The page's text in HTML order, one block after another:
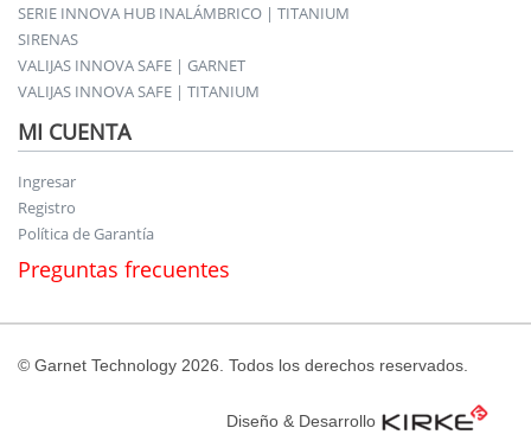
SERIE INNOVA HUB INALÁMBRICO | TITANIUM
SIRENAS
VALIJAS INNOVA SAFE | GARNET
VALIJAS INNOVA SAFE | TITANIUM
MI CUENTA
Ingresar
Registro
Política de Garantía
Preguntas frecuentes
© Garnet Technology 2026. Todos los derechos reservados.
Diseño & Desarrollo